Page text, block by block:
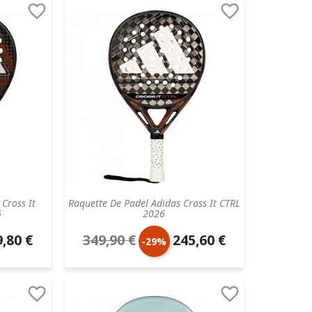
It

€
Raquette De Padel Adidas Cross It CTRL
2026

Prix
de
349,90 € -29% Prix
unitaire
245,60 €
 